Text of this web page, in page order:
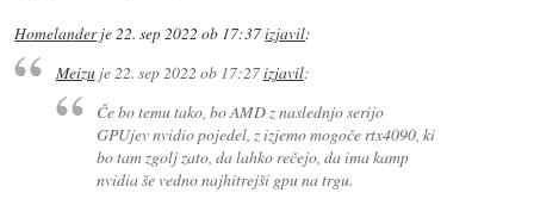
Homelanderje22. sep 2022 ob 17:37izjavil:
Meizuje22. sep 2022 ob 17:27izjavil:
Če bo temu tako, bo AMD z naslednjo serijo
GPUjev nvidio pojedel, z izjemo mogoče rtx4090, ki
bo tam zgolj zato, da lahko rečejo, da ima kamp
nvidia še vedno najhitrejši gpu na trgu.